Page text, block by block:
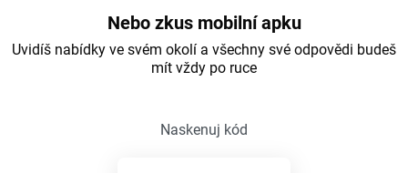
Nebo zkus mobilní apku
Uvidíš nabídky ve svém okolí a všechny své odpovědi budeš
mít vždy po ruce
Naskenuj kód